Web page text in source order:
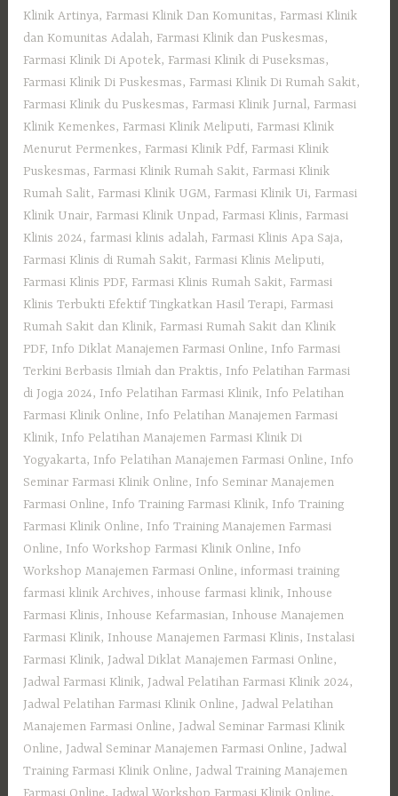
Klinik Artinya, Farmasi Klinik Dan Komunitas, Farmasi Klinik
dan Komunitas Adalah, Farmasi Klinik dan Puskesmas,
Farmasi Klinik Di Apotek, Farmasi Klinik di Puseksmas,
Farmasi Klinik Di Puskesmas, Farmasi Klinik Di Rumah Sakit,
Farmasi Klinik du Puskesmas, Farmasi Klinik Jurnal, Farmasi
Klinik Kemenkes, Farmasi Klinik Meliputi, Farmasi Klinik
Menurut Permenkes, Farmasi Klinik Pdf, Farmasi Klinik
Puskesmas, Farmasi Klinik Rumah Sakit, Farmasi Klinik
Rumah Salit, Farmasi Klinik UGM, Farmasi Klinik Ui, Farmasi
Klinik Unair, Farmasi Klinik Unpad, Farmasi Klinis, Farmasi
Klinis 2024, farmasi klinis adalah, Farmasi Klinis Apa Saja,
Farmasi Klinis di Rumah Sakit, Farmasi Klinis Meliputi,
Farmasi Klinis PDF, Farmasi Klinis Rumah Sakit, Farmasi
Klinis Terbukti Efektif Tingkatkan Hasil Terapi, Farmasi
Rumah Sakit dan Klinik, Farmasi Rumah Sakit dan Klinik
PDF, Info Diklat Manajemen Farmasi Online, Info Farmasi
Terkini Berbasis Ilmiah dan Praktis, Info Pelatihan Farmasi
di Jogja 2024, Info Pelatihan Farmasi Klinik, Info Pelatihan
Farmasi Klinik Online, Info Pelatihan Manajemen Farmasi
Klinik, Info Pelatihan Manajemen Farmasi Klinik Di
Yogyakarta, Info Pelatihan Manajemen Farmasi Online, Info
Seminar Farmasi Klinik Online, Info Seminar Manajemen
Farmasi Online, Info Training Farmasi Klinik, Info Training
Farmasi Klinik Online, Info Training Manajemen Farmasi
Online, Info Workshop Farmasi Klinik Online, Info
Workshop Manajemen Farmasi Online,informasi training
farmasi klinik Archives,inhouse farmasi klinik, Inhouse
Farmasi Klinis, Inhouse Kefarmasian, Inhouse Manajemen
Farmasi Klinik, Inhouse Manajemen Farmasi Klinis, Instalasi
Farmasi Klinik, Jadwal Diklat Manajemen Farmasi Online,
Jadwal Farmasi Klinik, Jadwal Pelatihan Farmasi Klinik 2024,
Jadwal Pelatihan Farmasi Klinik Online, Jadwal Pelatihan
Manajemen Farmasi Online, Jadwal Seminar Farmasi Klinik
Online, Jadwal Seminar Manajemen Farmasi Online, Jadwal
Training Farmasi Klinik Online, Jadwal Training Manajemen
Farmasi Online, Jadwal Workshop Farmasi Klinik Online,